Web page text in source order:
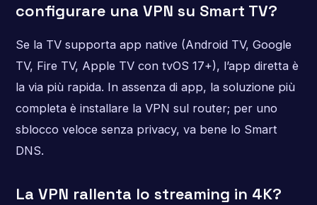
configurare una VPN su Smart TV?
Se la TV supporta app native (Android TV, Google
TV, Fire TV, Apple TV con tvOS 17+), l’app diretta è
la via più rapida. In assenza di app, la soluzione più
completa è installare la VPN sul router; per uno
sblocco veloce senza privacy, va bene lo Smart
DNS.
La VPN rallenta lo streaming in 4K?